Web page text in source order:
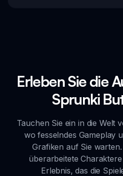
Erleben Sie die
Sprunki
Tauchen Sie ein in die Welt
wo fesselndes Gameplay
Grafiken auf Sie
überarbeitete
Erlebnis, das die